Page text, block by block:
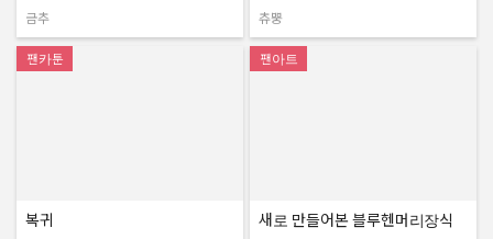
작성자:
금추
작성자:
츄뿡
팬카툰
복귀
팬아트
새로 만들어본 블루헨머리장식